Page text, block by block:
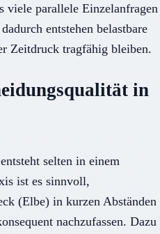
parallele Einzelanfragen
entstehen belastbare
Zeitdruck tragfähig bleiben.
in
selten in einem
ist es sinnvoll,
(Elbe) in kurzen Abständen
nachzufassen. Dazu